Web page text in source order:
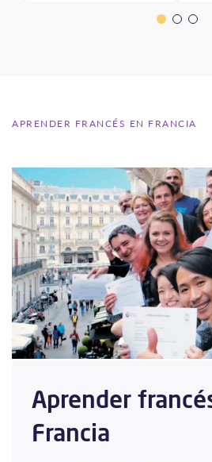
APRENDER FRANCÉS EN FRANCIA
Aprender
Francia